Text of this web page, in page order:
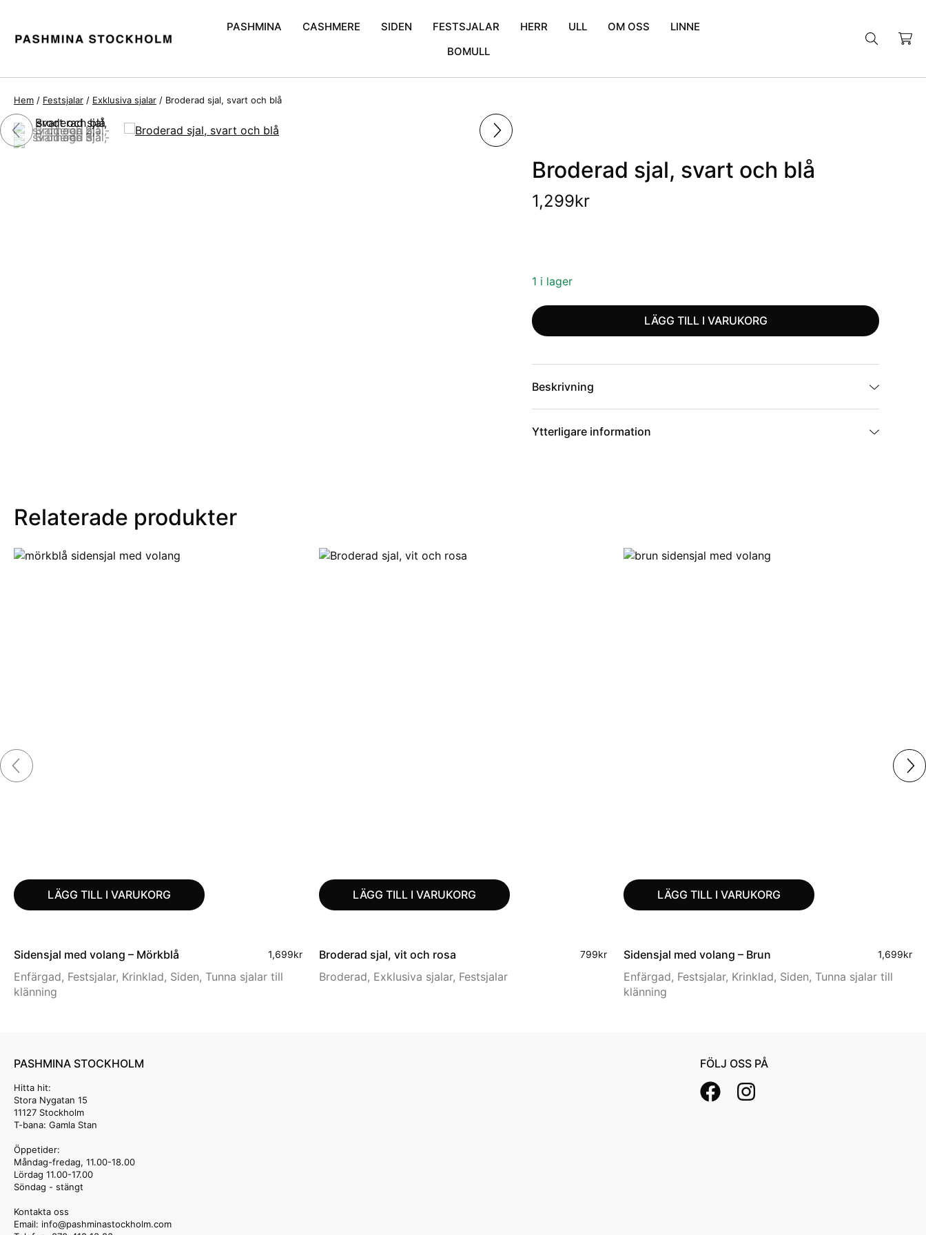
PASHMINA CASHMERE SIDEN FESTSJALAR
Bröllopssjalar
HERR ULL OM OSS
LINNE
BOMULL
efter:
Hem / Festsjalar / Exklusiva sjalar / Broderad sjal, svart och blå
Broderad sjal, svart och blå
1,299kr
1 i lager
LÄGG TILL I VARUKORG
Beskrivning
Ytterligare information
Relaterade produkter
LÄGG TILL I VARUKORG
Siden­sjal med volang – Mörkblå 1,699kr
Enfärgad, Festsjalar, Krinklad, Siden, Tunna sjalar till
klänning
LÄGG TILL I VARUKORG
Broderad sjal, vit och rosa 799kr
Broderad, Exklusiva sjalar, Festsjalar
LÄGG TILL I VARUKORG
Siden­sjal med volang – Brun 1,699kr
Enfärgad, Festsjalar, Krinklad, Siden, Tunna sjalar till
klänning
PASHMINA STOCKHOLM
Hitta hit:
Stora Nygatan 15
11127 Stockholm
T-bana: Gamla Stan
Öppetider:
Måndag-fredag, 11.00-18.00
Lördag 11.00-17.00
Söndag - stängt
Kontakta oss
Email: info@pashminastockholm.com
FÖLJ OSS PÅ